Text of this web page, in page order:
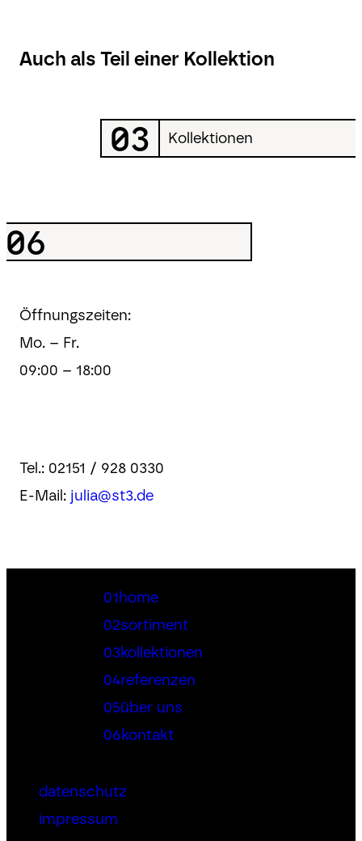
Auch als Teil einer Kollektion
03 Kollektionen
06
Öffnungszeiten:
Mo. – Fr.
09:00 – 18:00
Tel.: 02151 / 928 0330
E-Mail: julia@st3.de
datenschutz
impressum
01home
02sortiment
03kollektionen
04referenzen
05über uns
06kontakt